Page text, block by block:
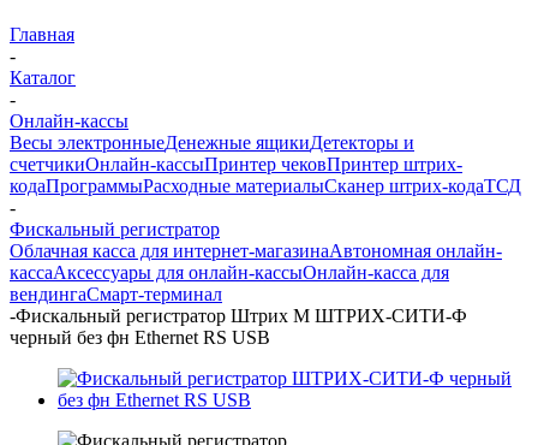
Главная
-
Каталог
-
Онлайн-кассы
Весы электронныеДенежные ящикиДетекторы и
счетчикиОнлайн-кассыПринтер чековПринтер штрих-
кодаПрограммыРасходные материалыСканер штрих-кодаТСД
-
Фискальный регистратор
Облачная касса для интернет-магазинаАвтономная онлайн-
кассаАксессуары для онлайн-кассыОнлайн-касса для
вендингаСмарт-терминал
-Фискальный регистратор Штрих М ШТРИХ-СИТИ-Ф
черный без фн Ethernet RS USB